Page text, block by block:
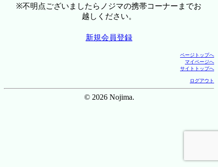
※不明点ございましたらノジマの携帯コーナーまでお
越しください。
新規会員登録
ページトップへ
マイページへ
サイトトップへ
ログアウト
© 2026 Nojima.